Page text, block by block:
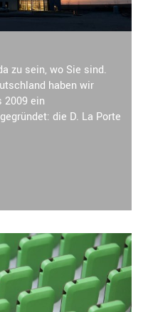
zu sein, wo Sie sind.
haben wir
2009 ein
die D. La Porte